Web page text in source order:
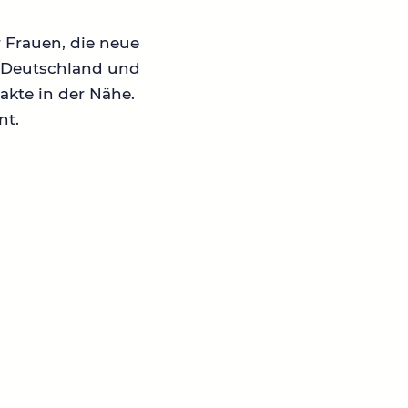
die neue
und
in der Nähe.